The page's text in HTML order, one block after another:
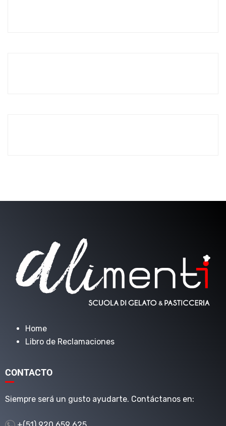
Home
Libro de Reclamaciones
CONTACTO
Siempre será un gusto ayudarte. Contáctanos en: